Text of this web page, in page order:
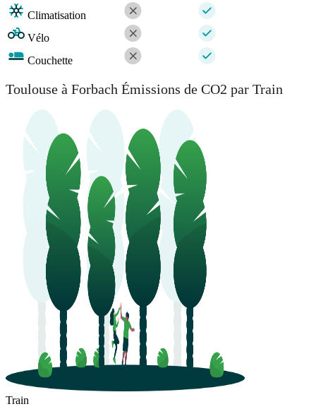
Climatisation
Vélo
Couchette
Toulouse à Forbach Émissions de CO2 par Train
Train